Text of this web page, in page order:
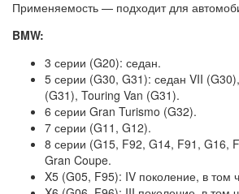
Применяемость — подходит для
BMW:
3 серии (G20): седан.
5 серии (G30, G31): седан VII
(G31), Touring Van (G31).
6 серии Gran Turismo (G32).
7 серии (G11, G12).
8 серии (G15, F92, G14, F91, G16,
Gran Coupe.
X5 (G05, F95): IV поколение, в том